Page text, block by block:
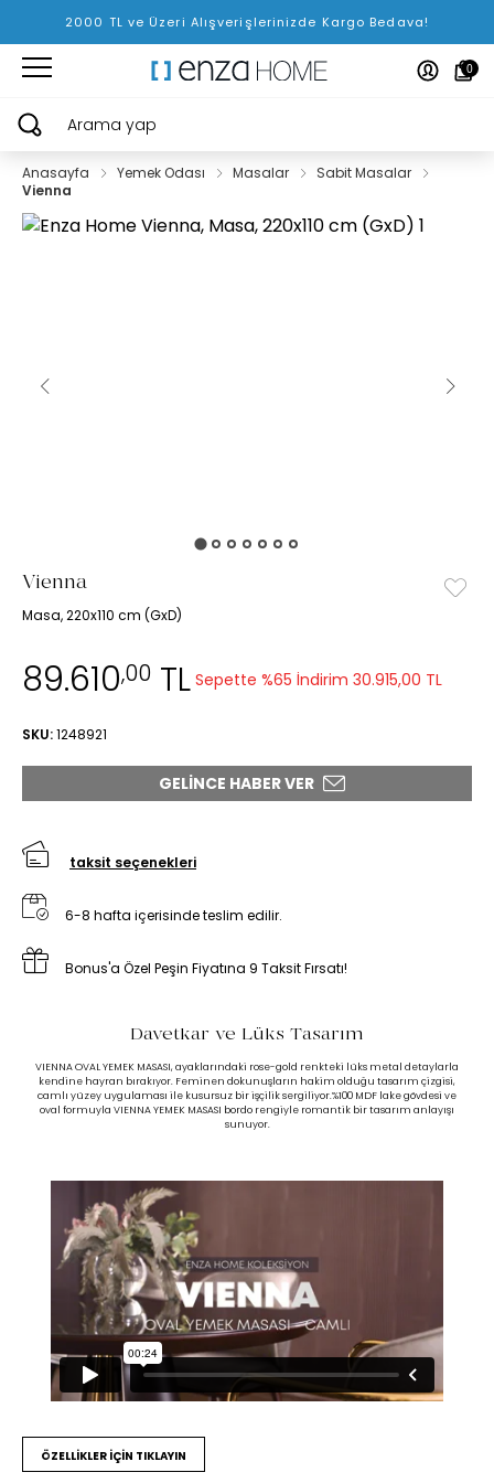
2000 TL ve Üzeri Alışverişlerinizde Kargo Bedava!
0
Arama yap
Anasayfa Yemek Odası Masalar
Sabit Masalar
Vienna
Vienna
Masa, 220x110 cm (GxD)
89.610,00 TL Sepette %65 İndirim 30.915,00 TL
SKU:1248921
GELINCE HABER VER
taksit seçenekleri
6-8 hafta içerisinde teslim edilir.
Bonus'a Özel Peşin Fiyatına 9 Taksit Fırsatı!
Davetkar ve Lüks Tasarım
VIENNA OVAL YEMEK MASASI, ayaklarındaki rose-gold renkteki lüks metal detaylarla
kendine hayran bırakıyor. Feminen dokunuşların hakim olduğu tasarım çizgisi,
camlı yüzey uygulaması ile kusursuz bir işçilik sergiliyor.%100 MDF lake gövdesi ve
oval formuyla VIENNA YEMEK MASASI bordo rengiyle romantik bir tasarım anlayışı
sunuyor.
ÖZELLİKLER İÇİN TIKLAYIN